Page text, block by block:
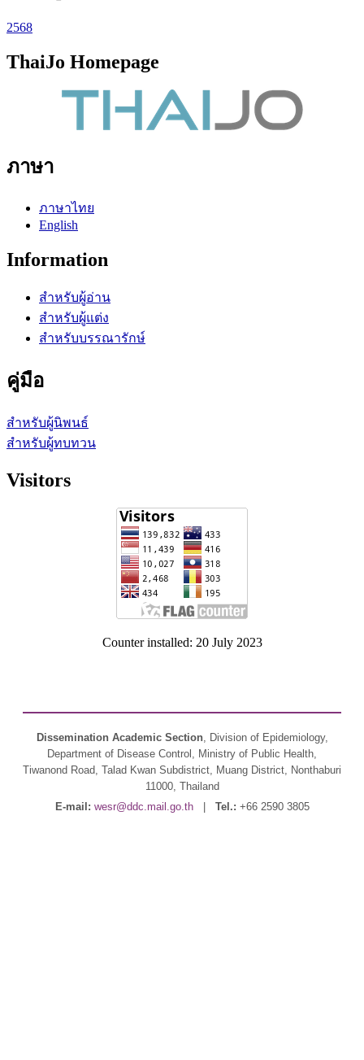
2568
ThaiJo Homepage
ภาษา
ภาษาไทย
English
Information
สำหรับผู้อ่าน
สำหรับผู้แต่ง
สำหรับบรรณารักษ์
คู่มือ
สำหรับผู้นิพนธ์
สำหรับผู้ทบทวน
Visitors
Counter installed: 20 July 2023
Dissemination Academic Section, Division of Epidemiology,
Department of Disease Control, Ministry of Public Health,
Tiwanond Road, Talad Kwan Subdistrict, Muang District, Nonthaburi
11000, Thailand
E-mail: wesr@ddc.mail.go.th| Tel.: +66 2590 3805